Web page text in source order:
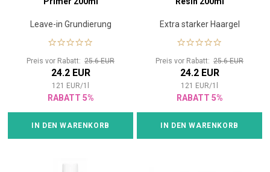
Leave-in Grundierung
Preis vor Rabatt: 25.6 EUR
24.2 EUR
121 EUR/1
RABATT 5%
IN DEN WARENKORB
Extra starker Haargel
Preis vor Rabatt: 25.6 EUR
24.2 EUR
121 EUR/1
RABATT 5%
IN DEN WARENKORB